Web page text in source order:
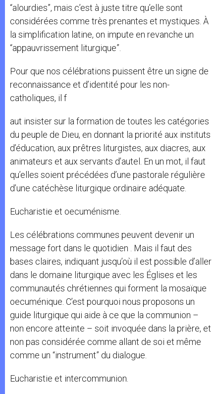
“alourdies”, mais c’est à juste titre qu’elle sont
considérées comme très prenantes et mystiques. À
la simplification latine, on impute en revanche un
“appauvrissement liturgique”.
Pour que nos célébrations puissent être un signe de
reconnaissance et d’identité pour les non-
catholiques, il f
aut insister sur la formation de toutes les catégories
du peuple de Dieu, en donnant la priorité aux instituts
d’éducation, aux prêtres liturgistes, aux diacres, aux
animateurs et aux servants d’autel. En un mot, il faut
qu’elles soient précédées d’une pastorale régulière
d’une catéchèse liturgique ordinaire adéquate.
Eucharistie et oecuménisme.
Les célébrations communes peuvent devenir un
message fort dans le quotidien . Mais il faut des
bases claires, indiquant jusqu’où il est possible d’aller
dans le domaine liturgique avec les Églises et les
communautés chrétiennes qui forment la mosaïque
oecuménique. C’est pourquoi nous proposons un
guide liturgique qui aide à ce que la communion –
non encore atteinte – soit invoquée dans la prière, et
non pas considérée comme allant de soi et même
comme un “instrument” du dialogue.
Eucharistie et intercommunion.